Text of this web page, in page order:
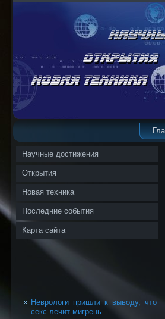
Научные достижения
Открытия
Новая техника
Последние события
Карта сайта
Неврологи пришли к выводу, что
секс лечит мигрень